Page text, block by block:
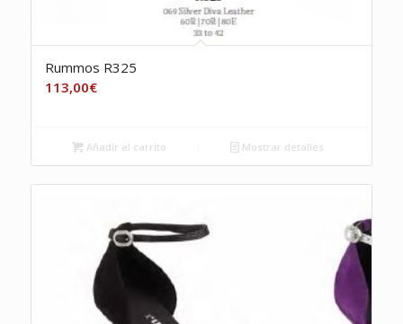
Rummos R325
113,00€
Añadir al carrito Mostrar detalles